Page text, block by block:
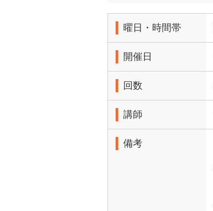
曜日・時間帯
開催日
回数
講師
備考